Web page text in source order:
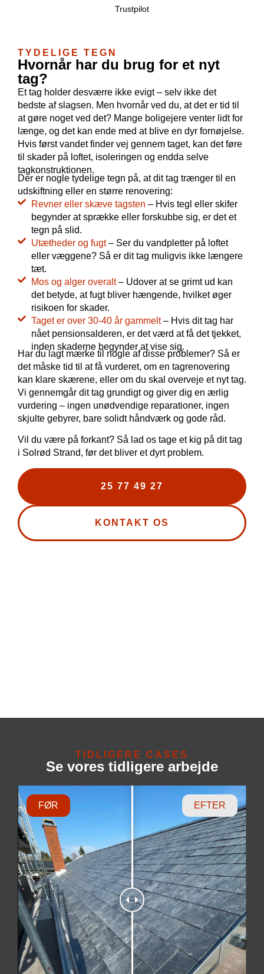
det oser af kvalitet og professionalisme. Daniel, som stod
løbende opdateret, svarede hurtigt på spørgsmål og
sikrede, at alt gik som planlagt. Ikke alene leverede de et
fantastisk resultat, men de gjorde det også til en fair pris,
hvilket er sjældent, når man får denne standard. Og så på
rekordtid – hele projektet var færdigt på kun 6 uger! Hvis du
leder efter de bedste i branchen, så er dette firma det
oplagte valg. Jeg giver dem mine varmeste anbefalinger!
Og hvis ikke du tror på mig så kom forbi og se hans
arbejde! Vh Morten
Trustpilot
TYDELIGE TEGN
Hvornår har du brug for et nyt
tag?
Et tag holder desværre ikke evigt – selv ikke det
bedste af slagsen. Men hvornår ved du, at det er tid til
at gøre noget ved det? Mange boligejere venter lidt for
længe, og det kan ende med at blive en dyr fornøjelse.
Hvis først vandet finder vej gennem taget, kan det føre
til skader på loftet, isoleringen og endda selve
tagkonstruktionen.
Der er nogle tydelige tegn på, at dit tag trænger til en
udskiftning eller en større renovering:
Revner eller skæve tagsten – Hvis tegl eller skifer
begynder at sprække eller forskubbe sig, er det et
tegn på slid.
Utætheder og fugt– Ser du vandpletter på loftet
eller væggene? Så er dit tag muligvis ikke længere
tæt.
Mos og alger overalt– Udover at se grimt ud kan
det betyde, at fugt bliver hængende, hvilket øger
risikoen for skader.
Taget er over 30-40 år gammelt– Hvis dit tag har
nået pensionsalderen, er det værd at få det tjekket,
inden skaderne begynder at vise sig.
Har du lagt mærke til nogle af disse problemer? Så er
det måske tid til at få vurderet, om en tagrenovering
kan klare skærene, eller om du skal overveje et nyt tag.
Vi gennemgår dit tag grundigt og giver dig en ærlig
vurdering – ingen unødvendige reparationer, ingen
skjulte gebyrer, bare solidt håndværk og gode råd.
Vil du være på forkant? Så lad os tage et kig på dit tag
i Solrød Strand, før det bliver et dyrt problem.
25 77 49 27
KONTAKT OS
TIDLIGERE CASES
Se vores tidligere arbejde
FØR EFTER